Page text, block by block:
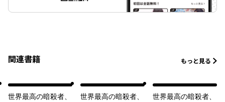
関連書籍 もっと見る
世界最高の暗殺者、
世界最高の暗殺者、
世界最高の暗殺者、